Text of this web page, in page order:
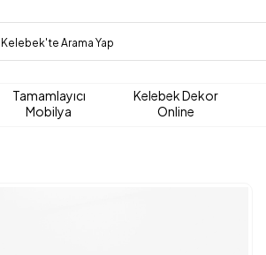
Tamamlayıcı
Mobilya
Kelebek Dekor
Online